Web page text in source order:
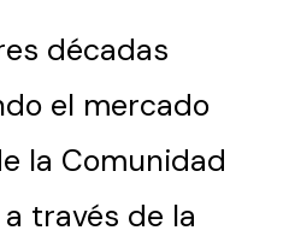
décadas
el mercado
la Comunidad
través de la